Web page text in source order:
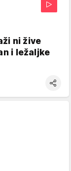
ni žive
i ležaljke